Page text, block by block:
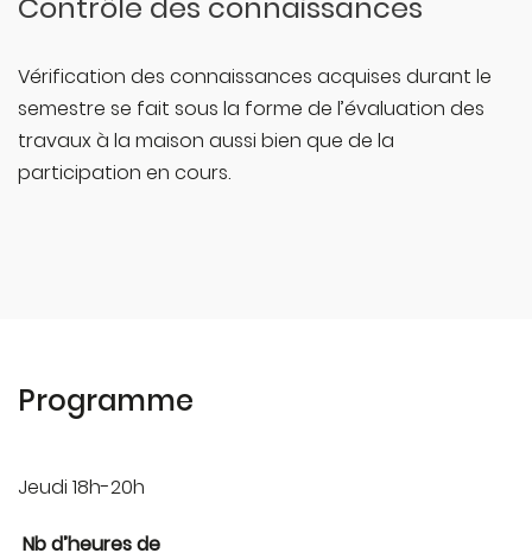
Vérification des connaissances acquises durant le
semestre se fait sous la forme de l’évaluation des
travaux à la maison aussi bien que de la
participation en cours.
Programme
Jeudi 18h-20h
Nb d’heures de